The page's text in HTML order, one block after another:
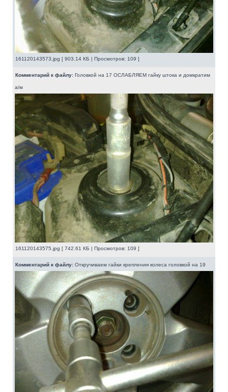
161120143573.jpg [ 903.14 КБ | Просмотров: 109 ]
Комментарий к файлу: Головкой на 17 ОСЛАБЛЯЕМ гайку штока и домкратим
а/м
161120143575.jpg [ 742.61 КБ | Просмотров: 109 ]
Комментарий к файлу: Откручиваем гайки крепления колеса головкой на 19